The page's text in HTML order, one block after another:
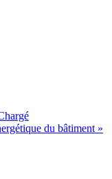
du bâtiment »